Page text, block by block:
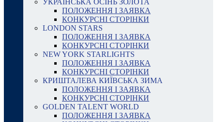
УКРАЇНСЬКА ОСІНЬ ЗОЛОТА
ПОЛОЖЕННЯ І ЗАЯВКА
КОНКУРСНІ СТОРІНКИ
LONDON STARS
ПОЛОЖЕННЯ І ЗАЯВКА
КОНКУРСНІ СТОРІНКИ
NEW YORK STARLIGHTS
ПОЛОЖЕННЯ І ЗАЯВКА
КОНКУРСНІ СТОРІНКИ
КРИШТАЛЕВА КИЇВСЬКА ЗИМА
ПОЛОЖЕННЯ І ЗАЯВКА
КОНКУРСНІ СТОРІНКИ
GOLDEN TALENT WORLD
ПОЛОЖЕННЯ І ЗАЯВКА